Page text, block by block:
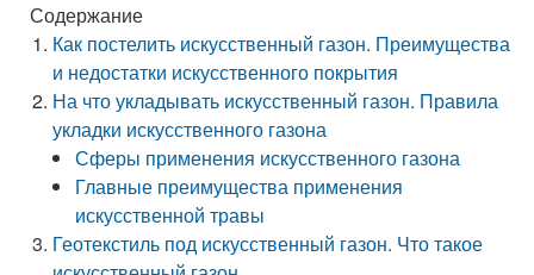
Содержание
Как постелить искусственный газон. Преимущества
и недостатки искусственного покрытия
На что укладывать искусственный газон. Правила
укладки искусственного газона
Сферы применения искусственного газона
Главные преимущества применения
искусственной травы
Геотекстиль под искусственный газон. Что такое